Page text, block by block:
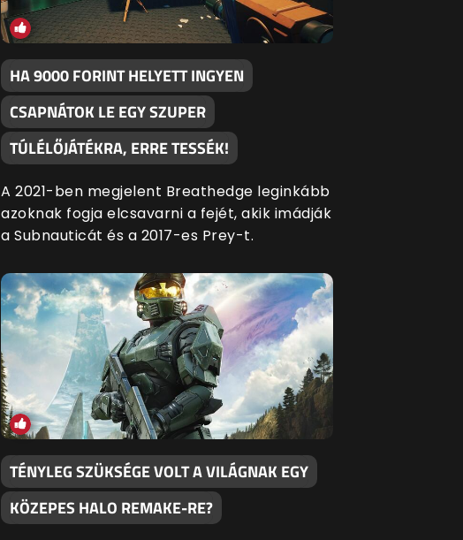
HA 9000 FORINT HELYETT INGYEN
CSAPNÁTOK LE EGY SZUPER
TÚLÉLŐJÁTÉKRA, ERRE TESSÉK!
A 2021-ben megjelent Breathedge leginkább
azoknak fogja elcsavarni a fejét, akik imádják
a Subnauticát és a 2017-es Prey-t.
TÉNYLEG SZÜKSÉGE VOLT A VILÁGNAK EGY
KÖZEPES HALO REMAKE-RE?